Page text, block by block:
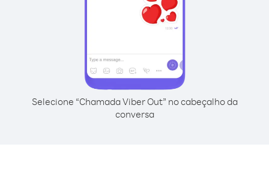
Selecione “Chamada Viber Out” no cabeçalho da
conversa